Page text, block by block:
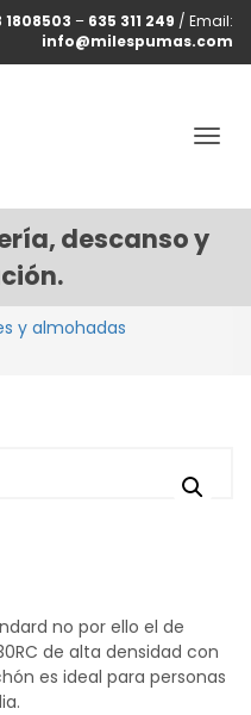
1808503 – 635 311 249 / Email:
info@milespumas.com
descanso y
y almohadas
no por ello el de
de alta densidad con
es ideal para personas